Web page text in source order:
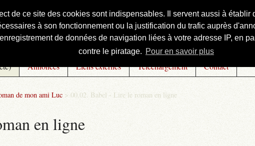
de ce site des cookies sont indispensables. Il servent aussi à
à son fonctionnement ou la justification du trafic auprès
de données de navigation liées à votre adresse IP, en
contre le piratage. Pour en savoir plus
Annonces Liens externes Téléchargement Contact
de mon ami Luc > 00.02. Babel - Lire le roman en ligne
en ligne